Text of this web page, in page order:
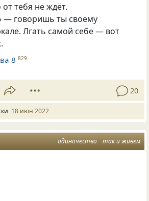
тебя не ждёт.
— говоришь ты своему
Лгать самой себе — вот
8 829
20
18 июн 2022
одиночество так и живем